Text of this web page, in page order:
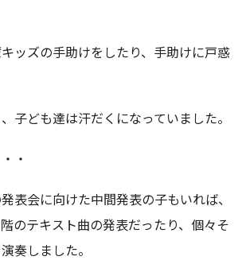
ッズの手助けをしたり、手助けに戸惑
子ども達は汗だくになっていました。
・
表会に向けた中間発表の子もいれば、
のテキスト曲の発表だったり、個々そ
奏しました。